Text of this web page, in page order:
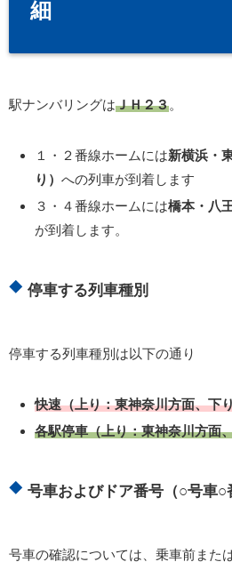
細
駅ナンバリングはＪＨ２３。
１・２番線ホームには新横浜・
り） への列車が到着します
３・４番線ホームには橋本・八
が到着します。
停車する列車種別
停車する列車種別は以下の通り
快速（上り：東神奈川方面、下
各駅停車（上り：東神奈川方面
号車およびドア番号（○号車○
号車の確認については、乗車前また